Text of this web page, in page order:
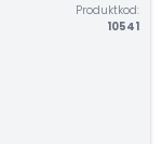
Produktkod:
10541